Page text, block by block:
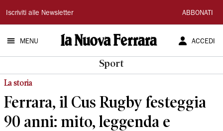
La
Nuova
Ferrara
Iscriviti alle Newsletter ABBONATI
MENU ACCEDI
Sport
La storia
Ferrara, il Cus Rugby festeggia
90 anni: mito, leggenda e